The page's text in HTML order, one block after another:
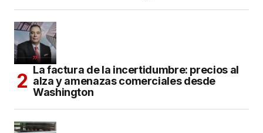
La factura de la incertidumbre: precios al
alza y amenazas comerciales desde
Washington